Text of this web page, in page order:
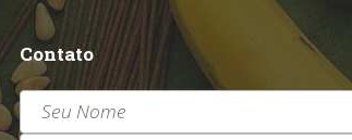
Contato